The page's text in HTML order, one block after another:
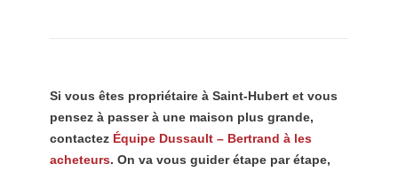
Si vous êtes propriétaire à Saint-Hubert et vous
pensez à passer à une maison plus grande,
contactez Équipe Dussault – Bertrand à les
acheteurs. On va vous guider étape par étape,